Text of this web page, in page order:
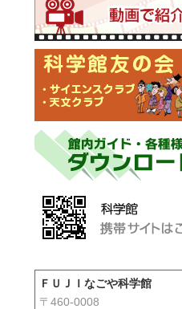
ＦＵＪＩなごや科学館
〒460-0008